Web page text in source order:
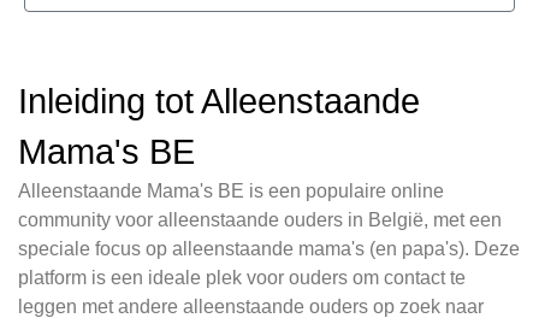
Inleiding tot Alleenstaande
Mama's BE
Alleenstaande Mama's BE is een populaire online
community voor alleenstaande ouders in België, met een
speciale focus op alleenstaande mama's (en papa's). Deze
platform is een ideale plek voor ouders om contact te
leggen met andere alleenstaande ouders op zoek naar